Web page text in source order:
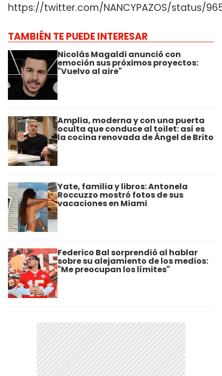
https://twitter.com/NANCYPAZOS/status/
TAMBIÉN TE PUEDE INTERESAR
Nicolás Magaldi anunció con
emoción sus próximos proyectos:
"Vuelvo al aire"
Amplia, moderna y con una puerta
oculta que conduce al toilet: así es
la cocina renovada de Ángel de Brito
Yate, familia y libros: Antonela
Roccuzzo mostró fotos de sus
vacaciones en Miami
Federico Bal sorprendió al hablar
sobre su alejamiento de los medios:
"Me preocupan los límites"